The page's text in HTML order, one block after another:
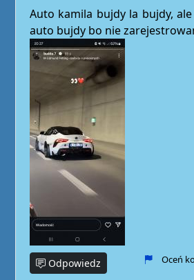
Auto kamila bujdy la bujdy,
auto bujdy bo nie
Odpowiedz Oceń